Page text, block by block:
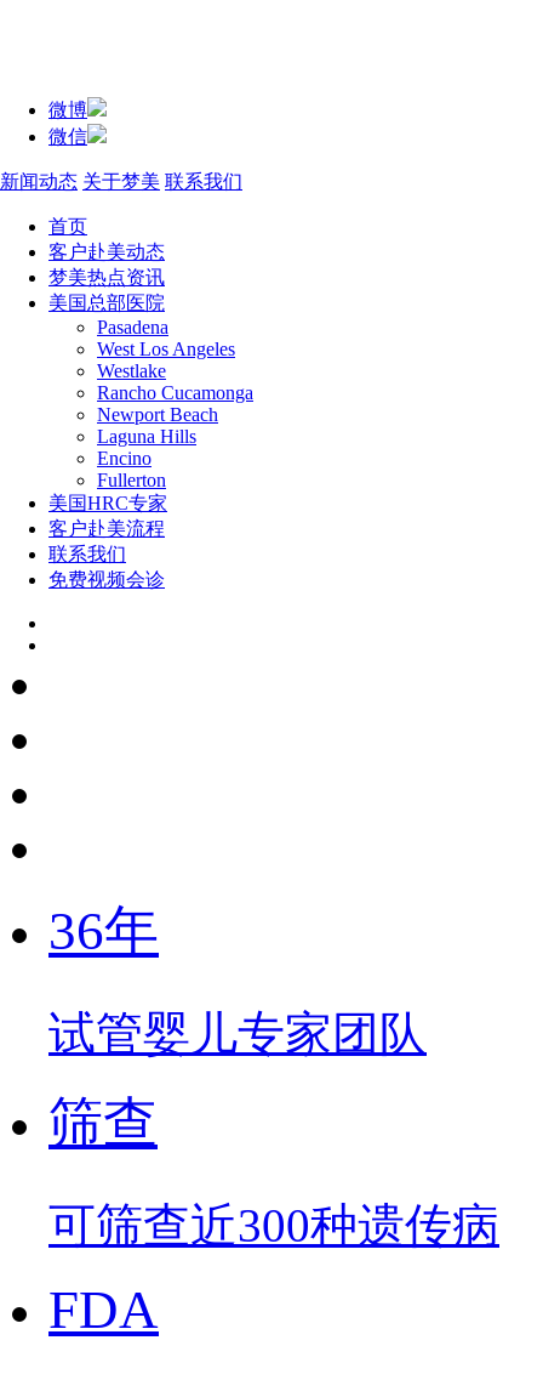
微博
微信
新闻动态 关于梦美 联系我们
首页
客户赴美动态
梦美热点资讯
美国总部医院
Pasadena
West Los Angeles
Westlake
Rancho Cucamonga
Newport Beach
Laguna Hills
Encino
Fullerton
美国HRC专家
客户赴美流程
联系我们
免费视频会诊
36年
试管婴儿专家团队
筛查
可筛查近300种遗传病
FDA